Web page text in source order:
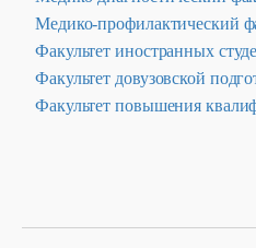
Медико-профилактический
Факультет иностранных
Факультет довузовской
Факультет повышения